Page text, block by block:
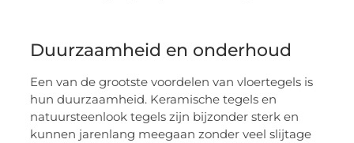
Duurzaamheid en onderhoud
Een van de grootste voordelen van vloertegels is
hun duurzaamheid. Keramische tegels en
natuursteenlook tegels zijn bijzonder sterk en
kunnen jarenlang meegaan zonder veel slijtage